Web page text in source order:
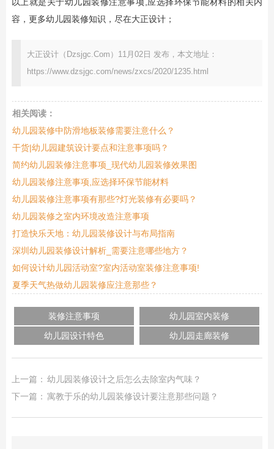
以上就是关于幼儿园装修注意事项,应选择环保节能材料的相关内
容，更多幼儿园装修知识，尽在大正设计；
大正设计（Dzsjgc.Com）11月02日 发布，本文地址：
https://www.dzsjgc.com/news/zxcs/2020/1235.html
相关阅读：
幼儿园装修中防滑地板装修需要注意什么？
干货|幼儿园建筑设计要点和注意事项吗？
简约幼儿园装修注意事项_现代幼儿园装修效果图
幼儿园装修注意事项,应选择环保节能材料
幼儿园装修注意事项有那些?灯光装修有必要吗？
幼儿园装修之室内环境改造注意事项
打造快乐天地：幼儿园装修设计与布局指南
深圳幼儿园装修设计解析_需要注意哪些地方？
如何设计幼儿园活动室?室内活动室装修注意事项!
夏季天气热做幼儿园装修应注意那些？
装修注意事项
幼儿园室内装修
幼儿园设计特色
幼儿园走廊装修
上一篇： 幼儿园装修设计之后怎么去除室内气味？
下一篇： 寓教于乐的幼儿园装修设计要注意那些问题？